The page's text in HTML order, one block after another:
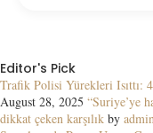
Editor's Pick
Trafik Polisi Yürekleri Isıttı:
August 28, 2025 “Suriye’ye
dikkat çeken karşılık by admin